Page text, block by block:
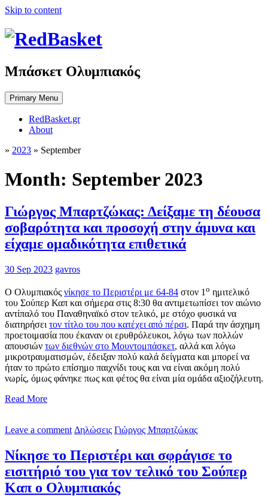
Skip to content
Μπάσκετ Ολυμπιακός
Primary Menu
RedBasket.gr
About
» 2023 » September
Month: September 2023
Γιώργος Μπαρτζώκας: Δείξαμε τη δέουσα
σοβαρότητα και προσοχή στην άμυνα και
είχαμε ομαδικότητα επιθετικά
30 Sep 2023 gavros
Ο Ολυμπιακός νίκησε το Περιστέρι με 64-84 στον 1 ο ημιτελικό
του Σούπερ Καπ και σήμερα στις 8:30 θα αντιμετωπίσει τον αιώνιο
αντίπαλό του Παναθηναϊκό στον τελικό, με στόχο φυσικά να
διατηρήσει τον τίτλο του που κατέχει από πέρσι. Παρά την άσχημη
προετοιμασία που έκαναν οι ερυθρόλευκοι, λόγω των πολλών
απουσιών των διεθνών στο Μουντομπάσκετ, αλλά και λόγω
μικροτραυματισμών, έδειξαν πολύ καλά δείγματα και μπορεί να
ήταν το πρώτο επίσημο παιχνίδι τους και να είναι ακόμη πολύ
νωρίς, όμως φάνηκε πως και φέτος θα είναι μία ομάδα αξιοζήλευτη.
Read More
Leave a comment Δηλώσεις Γιώργος Μπαρτζώκας
Νίκησε το Περιστέρι και σφράγισε το
εισιτήριό του για τον τελικό του Σούπερ
Καπ ο Ολυμπιακός